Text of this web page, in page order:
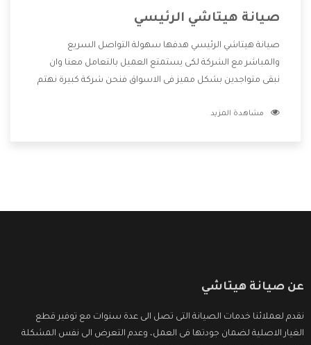
صيانة هيتاشي الرئيسي
صيانة هيتاشي الرئيسي هدفها سهولة التواصل السريع
والمباشر مع الشركة لكى يستمتع العميل بالتعامل معنا وان
نبقى متواجدين بشكل مميز فى الاسواق فنحن شركة كبيرة نهتم
الشركة بها والتى تكون منها خدمة الصيانة التى تكون من أهم
مشاهدة المزيد
عن صيانة هيتاشي
نقدم لعملائنا خدمات الصيانة التى تصل الى عدة سنوات مع توفير قطع
الغيار الاصلية لضمان جودتها فى العمل، وعدم التعرض الى نفس المشكلة